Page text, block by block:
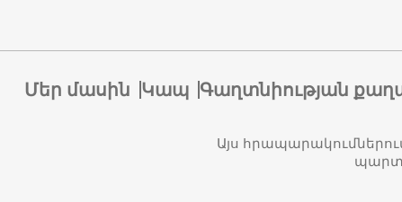
Մեր մասին Կապ Գաղտնիության
Այս